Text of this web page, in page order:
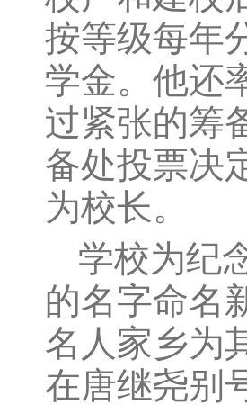
按等级每年
学金。他还
过紧张的筹
备处投票决
为校长。
学校为纪
的名字命名
名人家乡为
在唐继尧别